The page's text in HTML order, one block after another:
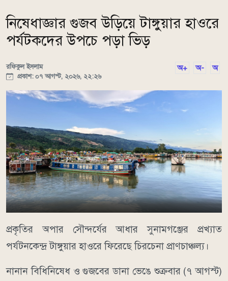
নিষেধাজ্ঞার গুজব উড়িয়ে টাঙ্গুয়ার হাওরে
পর্যটকদের উপচে পড়া ভিড়
রফিকুল ইসলাম
প্রকাশ: ০৭ আগস্ট, ২০২৬, ২২:২৬
অ+ অ- অ
​প্রকৃতির অপার সৌন্দর্যের আধার সুনামগঞ্জের প্রখ্যাত
পর্যটনকেন্দ্র টাঙ্গুয়ার হাওরে ফিরেছে চিরচেনা প্রাণচাঞ্চল্য।
নানান বিধিনিষেধ ও গুজবের ডানা ভেঙে শুক্রবার (৭ আগস্ট)